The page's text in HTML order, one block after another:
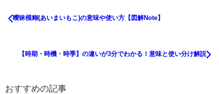
曖昧模糊(あいまいもこ)の意味や使い方【図解Note】
【時期・時機・時季】の違いが3分でわかる！意味と使い分け解説
おすすめの記事